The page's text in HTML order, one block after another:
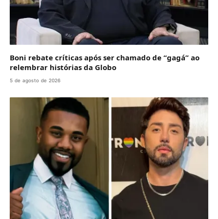
Boni rebate críticas após ser chamado de “gagá” ao
relembrar histórias da Globo
5 de agosto de 2026